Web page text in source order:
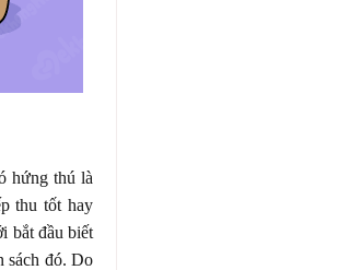
hứng thú là
thu tốt hay
bắt đầu biết
sách đó. Do